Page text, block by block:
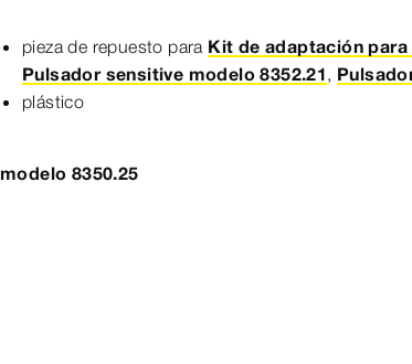
pieza de repuesto para Kit de adaptación
Pulsador sensitive modelo 8352.21,
plástico
modelo 8350.25